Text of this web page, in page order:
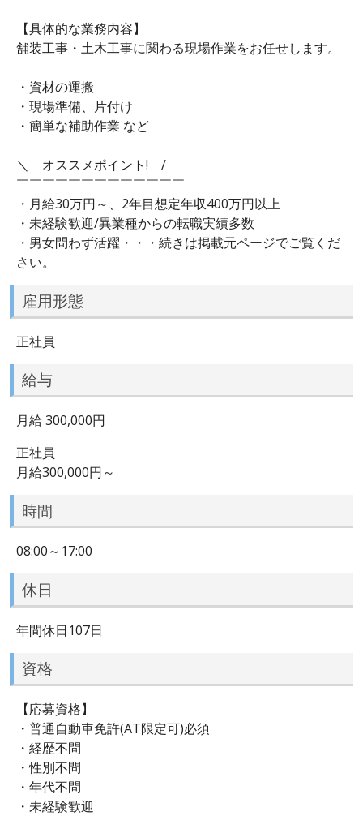
【具体的な業務内容】
舗装工事・土木工事に関わる現場作業をお任せします。
・資材の運搬
・現場準備、片付け
・簡単な補助作業 など
＼ オススメポイント! /
￣￣￣￣￣￣￣￣￣￣￣￣￣
・月給30万円～、2年目想定年収400万円以上
・未経験歓迎/異業種からの転職実績多数
・男女問わず活躍・・・続きは掲載元ページでご覧くだ
さい。
雇用形態
正社員
給与
月給 300,000円
正社員
月給300,000円～
時間
08:00～17:00
休日
年間休日107日
資格
【応募資格】
・普通自動車免許(AT限定可)必須
・経歴不問
・性別不問
・年代不問
・未経験歓迎